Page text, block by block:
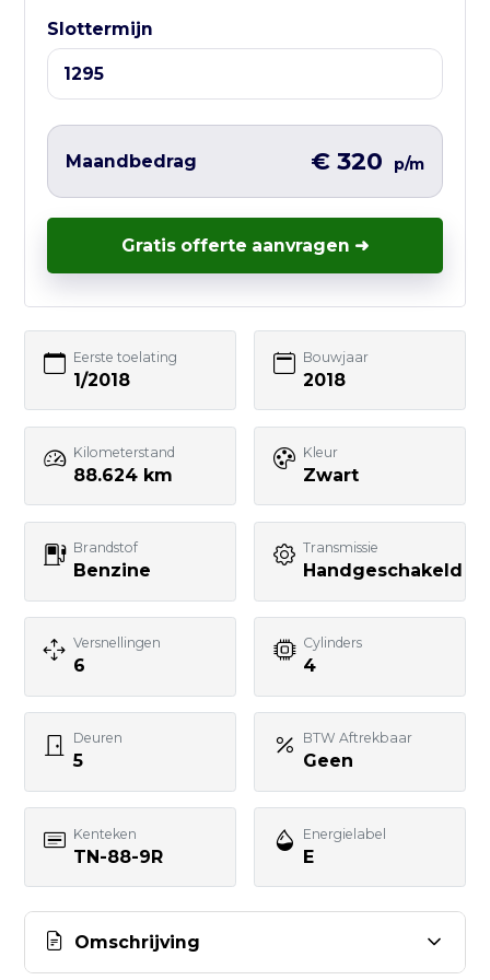
⏰ Openingstijden:
Liever direct contact?
wij nemen zo snel mogelijk contact met
Uw naam
BERICHT VERSTUREN
Slottermijn
Maandbedrag € 320 p/m
Gratis offerte aanvragen ➜
Eerste toelating
1/2018
Bouwjaar
2018
Kilometerstand
88.624 km
Kleur
Zwart
Brandstof
Benzine
Transmissie
Handgeschakeld
Versnellingen
6
Cylinders
4
Deuren
5
BTW Aftrekbaar
Geen
Kenteken
TN-88-9R
Energielabel
E
Omschrijving